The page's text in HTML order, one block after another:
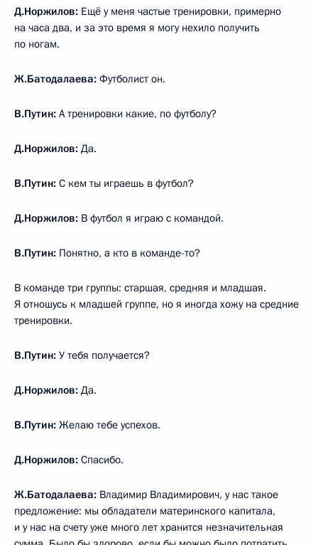
Д.Норжилов: Ещё у меня частые тренировки, примерно
на часа два, и за это время я могу нехило получить
по ногам.
Ж.Батодалаева: Футболист он.
В.Путин: А тренировки какие, по футболу?
Д.Норжилов: Да.
В.Путин: С кем ты играешь в футбол?
Д.Норжилов: В футбол я играю с командой.
В.Путин: Понятно, а кто в команде-то?
В команде три группы: старшая, средняя и младшая.
Я отношусь к младшей группе, но я иногда хожу на средние
тренировки.
В.Путин: У тебя получается?
Д.Норжилов: Да.
В.Путин: Желаю тебе успехов.
Д.Норжилов: Спасибо.
Ж.Батодалаева: Владимир Владимирович, у нас такое
предложение: мы обладатели материнского капитала,
и у нас на счету уже много лет хранится незначительная